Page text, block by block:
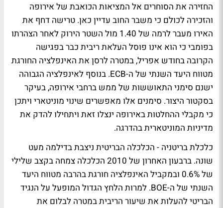
החזירה את הסוחרים אל המציאות הכואבת של אירופה
והזכירה לכולם כי משבר החוב עדיין כאן. טרישה דחף את
האירו מעבר לרמה של 1.40 מול השטר הירוק לאחר הצהרתו
בפומבי כי הוא אינו פוסל העלאת ריבית כבר בפגישה
הקרובה בחודש אפריל, במטרה לרסן את האינפלציה החורגת
מטווח היעד השנתי של ה-ECB. בנוסף לאינפלציה הגבוהה
ישנם סימני התאוששות של ממש ברחבי אירופה, בעיקר
בסקטור היצור. סימנים אלו מאפשרים שינוי מוניטארי ויתכן
כי מקבלי ההחלטות באירופה ינצלו זאת ויתחילו להדק את
מדיניות המוניטארית בהדרגה.
כלכלת בריטניה - הכלכלה הבריטית ניצבת בדילמה מעט
שונה. ברבעון האחרון של 2010 הכלכלה צמחה בקצב שלילי
של 0.6% ובמקביל האינפלציה חורגת בהרבה מטווח היעד
השנתי של ה-BOE. למרות הלחץ הגדול המופעל על הנגיד
הבריטי להעלות את שיעור הריבית במטרה לבלום את